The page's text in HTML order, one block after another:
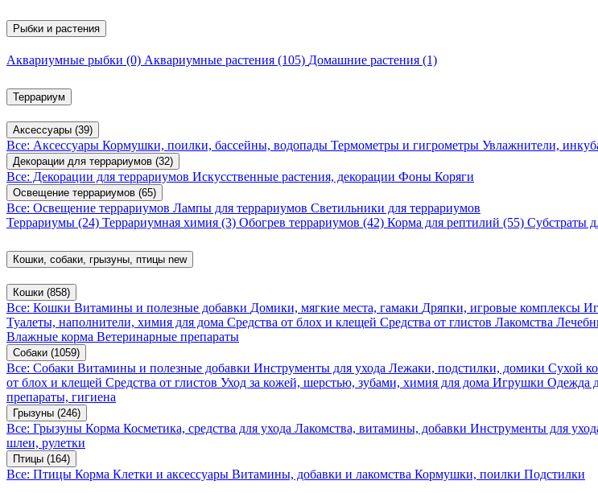
Рыбки и растения
Аквариумные рыбки (0) Аквариумные растения (105) Домашние растения (1)
Террариум
Аксессуары (39)
Все: Аксессуары Кормушки, поилки, бассейны, водопады Термометры и гигрометры Увлажнители,
Декорации для террариумов (32)
Все: Декорации для террариумов Искусственные растения, декорации Фоны Коряги
Освещение террариумов (65)
Все: Освещение террариумов Лампы для террариумов Светильники для террариумов
Террариумы (24) Террариумная химия (3) Обогрев террариумов (42) Корма для рептилий (55) Субстраты
Кошки, собаки, грызуны, птицы new
Кошки (858)
Все: Кошки Витамины и полезные добавки Домики, мягкие места, гамаки Дряпки, игровые комплексы
Туалеты, наполнители, химия для дома Средства от блох и клещей Средства от глистов Лакомства
Влажные корма Ветеринарные препараты
Собаки (1059)
Все: Собаки Витамины и полезные добавки Инструменты для ухода Лежаки, подстилки, домики Сухой
от блох и клещей Средства от глистов Уход за кожей, шерстью, зубами, химия для дома Игрушки Одежда
препараты, гигиена
Грызуны (246)
Все: Грызуны Корма Косметика, средства для ухода Лакомства, витамины, добавки Инструменты для
шлеи, рулетки
Птицы (164)
Все: Птицы Корма Клетки и аксессуары Витамины, добавки и лакомства Кормушки, поилки Подстилки